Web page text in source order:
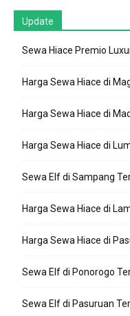
Update
Sewa Hiace Premio
Harga Sewa Hiace di
Harga Sewa Hiace di
Harga Sewa Hiace di
Sewa Elf di Sampang
Harga Sewa Hiace di
Harga Sewa Hiace di
Sewa Elf di Ponorogo
Sewa Elf di Pasuruan